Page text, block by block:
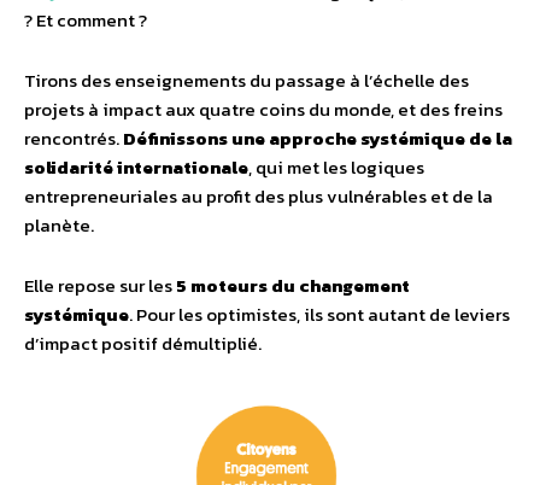
? Et comment ?
Tirons des enseignements du passage à l’échelle des
projets à impact aux quatre coins du monde, et des freins
rencontrés.Définissons une approche systémique de la
solidarité internationale, qui met les logiques
entrepreneuriales au profit des plus vulnérables et de la
planète.
Elle repose sur les5 moteurs du changement
systémique. Pour les optimistes, ils sont autant de leviers
d’impact positif démultiplié.